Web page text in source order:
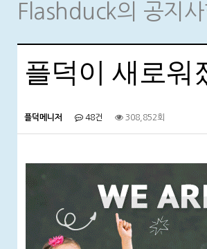
Flashduck의 공지사
플덕이 새로워
플덕메니저 48건 308,852회